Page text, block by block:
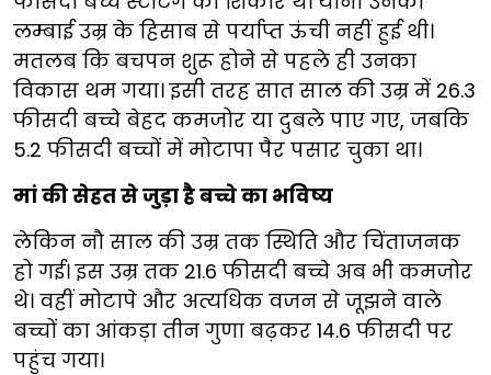
लम्बाई उम्र के हिसाब से पर्याप्त ऊंची नहीं हुई थी।
मतलब कि बचपन शुरू होने से पहले ही उनका
विकास थम गया। इसी तरह सात साल की उम्र में 26.3
फीसदी बच्चे बेहद कमजोर या दुबले पाए गए, जबकि
5.2 फीसदी बच्चों में मोटापा पैर पसार चुका था।
मां की सेहत से जुड़ा है बच्चे का भविष्य
लेकिन नौ साल की उम्र तक स्थिति और चिंताजनक
हो गई। इस उम्र तक 21.6 फीसदी बच्चे अब भी कमजोर
थे। वहीं मोटापे और अत्यधिक वजन से जूझने वाले
बच्चों का आंकड़ा तीन गुणा बढ़कर 14.6 फीसदी पर
पहुंच गया।